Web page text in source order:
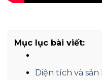
Mục lục bài viết:
Diện tích và